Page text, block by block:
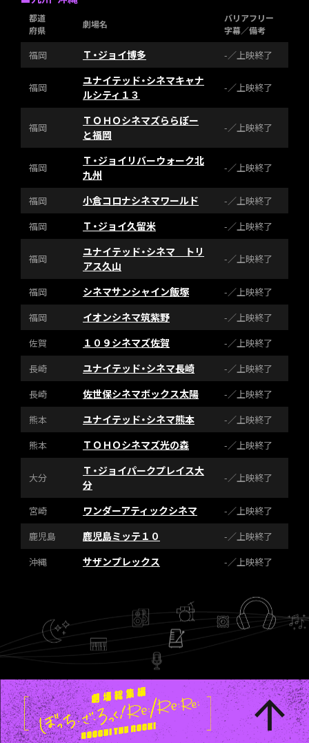
都道
府県
劇場名
バリアフリー
字幕／備考
福岡 Ｔ・ジョイ博多 -／上映終了
福岡
ユナイテッド・シネマキャナ
ルシティ１３
-／上映終了
福岡
ＴＯＨＯシネマズららぽー
と福岡
-／上映終了
福岡
Ｔ・ジョイリバーウォーク北
九州
-／上映終了
福岡 小倉コロナシネマワールド
-／上映終了
福岡
Ｔ・ジョイ久留米 -／上映終了
福岡
ユナイテッド・シネマ トリ
アス久山
-／上映終了
福岡 シネマサンシャイン飯塚
-／上映終了
福岡
イオンシネマ筑紫野
-／上映終了
佐賀
１０９シネマズ佐賀
-／上映終了
長崎
ユナイテッド・シネマ長崎
-／上映終了
長崎
佐世保シネマボックス太陽
-／上映終了
熊本
ユナイテッド・シネマ熊本
-／上映終了
熊本
ＴＯＨＯシネマズ光の森 -／上映終了
大分
Ｔ・ジョイパークプレイス大
分
-／上映終了
宮崎 ワンダーアティックシネマ
-／上映終了
鹿児島
鹿児島ミッテ１０
-／上映終了
沖縄
サザンプレックス -／上映終了